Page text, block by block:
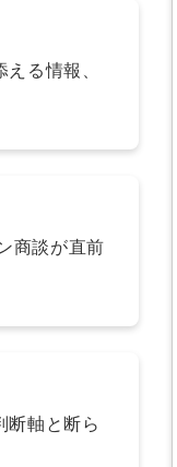
る情報、
商談が直前
断軸と断ら